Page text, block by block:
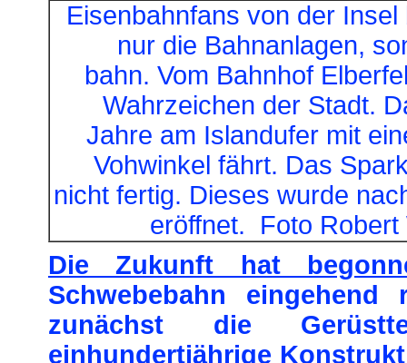
Eisenbahnfans von der
nur die Bahnanlagen,
bahn. Vom Bahnhof
Wahrzeichen der Stadt.
Jahre am Islandufer mit
Vohwinkel fährt. Das
nicht fertig. Dieses wurde
eröffnet. Foto Robert
Die Zukunft hat
Schwebebahn
zunächst die
einhundertjährige